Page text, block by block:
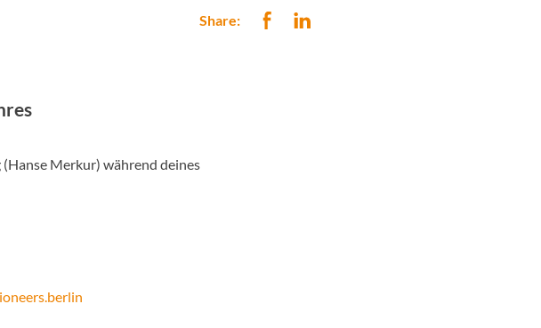
Share:
Merkur) während deines